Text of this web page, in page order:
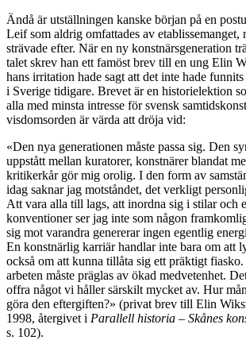
Ändå är utställningen kanske början på en
Leif som aldrig omfattades av etablissemanget,
strävade efter. När en ny konstnärsgeneration
talet skrev han ett famöst brev till en ung Elin
hans irritation hade sagt att det inte hade
i Sverige tidigare. Brevet är en historielektion
alla med minsta intresse för svensk
visdomsorden är värda att dröja vid:
«Den nya generationen måste passa sig. Den
uppstått mellan kuratorer, konstnärer blandat
kritikerkår gör mig orolig. I den form av
idag saknar jag motståndet, det verkligt
Att vara alla till lags, att inordna sig i stilar och
konventioner ser jag inte som någon
sig mot varandra genererar ingen egentlig
En konstnärlig karriär handlar inte bara om att
också om att kunna tillåta sig ett präktigt
arbeten måste präglas av ökad medvetenhet.
offra något vi håller särskilt mycket av. Hur
göra den eftergiften?» (privat brev till Elin
1998, återgivet i Parallell historia – Skånes
s. 102).